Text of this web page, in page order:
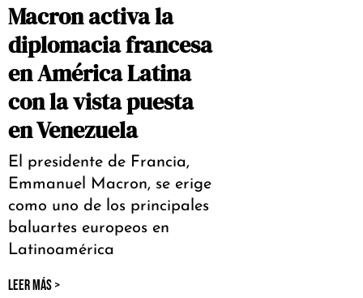
Macron activa la
diplomacia francesa
en América Latina
con la vista puesta
en Venezuela
El presidente de Francia,
Emmanuel Macron, se erige
como uno de los principales
baluartes europeos en
Latinoamérica
LEER MÁS >